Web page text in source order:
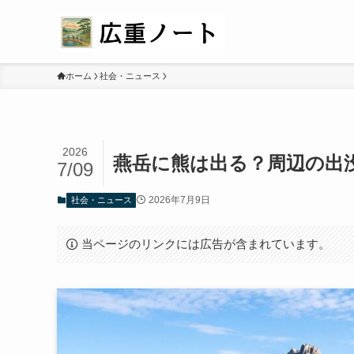
ホーム 社会・ニュース
燕岳に熊は出る？周辺の出
2026
7/09
社会・ニュース 2026年7月9日
当ページのリンクには広告が含まれています。